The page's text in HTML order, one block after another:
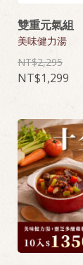
雙重元氣組
美味健力湯
2,295
1,299